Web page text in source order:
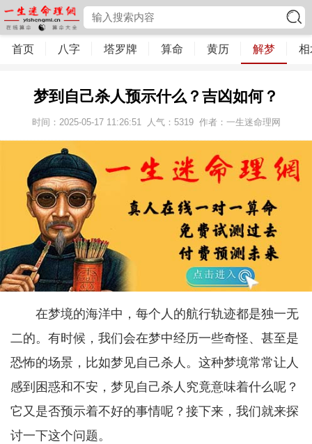
首页 八字 塔罗牌 算命 黄历 解梦 相
梦到自己杀人预示什么？吉凶如何？
时间：2025-05-17 11:26:51 人气： 5319 作者：一生迷命理网
在梦境的海洋中，每个人的航行轨迹都是独一无
二的。有时候，我们会在梦中经历一些奇怪、甚至是
恐怖的场景，比如梦见自己杀人。这种梦境常常让人
感到困惑和不安，梦见自己杀人究竟意味着什么呢？
它又是否预示着不好的事情呢？接下来，我们就来探
讨一下这个问题。